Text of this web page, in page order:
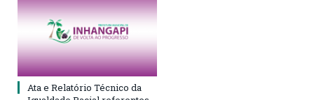
Ata e Relatório Técnico da